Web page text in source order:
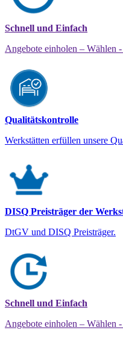
Schnell und Einfach
Angebote einholen – Wählen
Qualitätskontrolle
Werkstätten erfüllen unsere
DISQ Preisträger der
DtGV und DISQ Preisträger.
Schnell und Einfach
Angebote einholen – Wählen